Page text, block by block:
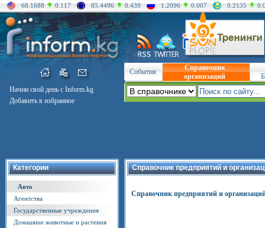
68.1688 0.117 85.4496 0.439 1.2096 0.007 0.2135
Начни свой день с Inform.kg
Добавить в избранное
События
Справочник
организаций
Категории
Авто
Агентства
Государственные учреждения
Домашние животные и растения
Справочник предприятий и
Справочник предприятий и